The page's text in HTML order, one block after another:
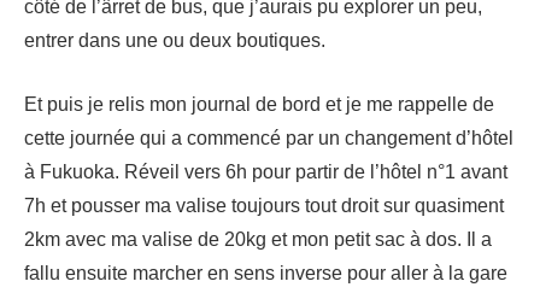
côté de l’ârret de bus, que j’aurais pu explorer un peu,
entrer dans une ou deux boutiques.
Et puis je relis mon journal de bord et je me rappelle de
cette journée qui a commencé par un changement d’hôtel
à Fukuoka. Réveil vers 6h pour partir de l’hôtel n°1 avant
7h et pousser ma valise toujours tout droit sur quasiment
2km avec ma valise de 20kg et mon petit sac à dos. Il a
fallu ensuite marcher en sens inverse pour aller à la gare